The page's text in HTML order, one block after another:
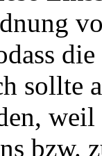
sollte
bzw.